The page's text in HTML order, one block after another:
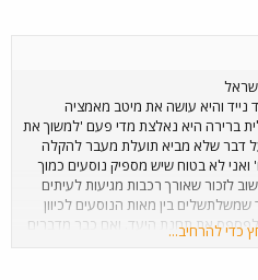
נייד והיא עושה את מיטב מאמציה
ברירה היא נאלצת מדי פעם 'למשוך את
דבר שלא מביא תועלת מעבר להקלה
לא בטוח שיש מספיק נוסעים כמוך
לזכור שאורך רכבות מגיעות לעיתים
בין מאות הנוסעים לכיוון
לפספס את תחנת היעד. ואם כבר מדברים
צריך להקפיא או לעצור את סלילת
קיימים בכלל ובתוואים משותפים
כדי להרחיב...